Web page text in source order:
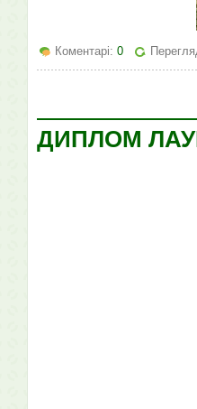
Коментарі: 0
ДИПЛОМ